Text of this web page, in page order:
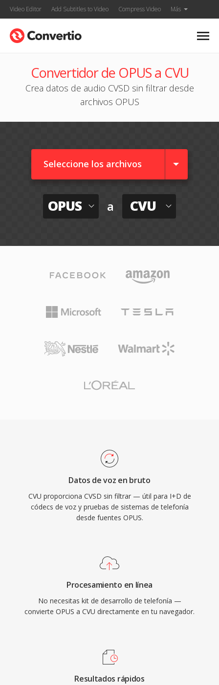
Video Editor Add Subtitles to Video Compress Video Más
Convertidor de OPUS a CVU
Crea datos de audio CVSD sin filtrar desde
archivos OPUS
Seleccione los archivos
OPUS a CVU
Datos de voz en bruto
CVU proporciona CVSD sin filtrar — útil para I+D de
códecs de voz y pruebas de sistemas de telefonía
desde fuentes OPUS.
Procesamiento en línea
No necesitas kit de desarrollo de telefonía —
convierte OPUS a CVU directamente en tu navegador.
Resultados rápidos